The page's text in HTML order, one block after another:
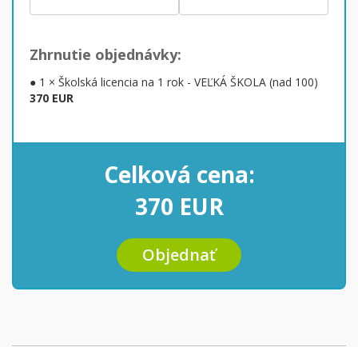
Zhrnutie objednávky:
● 1 × Školská licencia na 1 rok - VEĽKÁ ŠKOLA (nad 100)
370 EUR
Celková cena:
370 EUR
Objednať